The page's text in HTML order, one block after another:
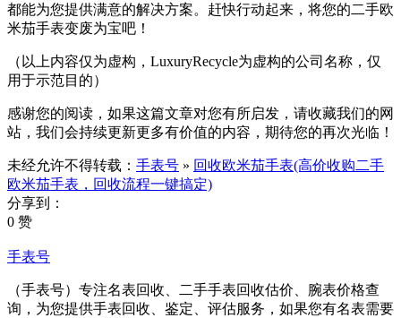
都能为您提供满意的解决方案。赶快行动起来，将您的二手欧
米茄手表变废为宝吧！
（以上内容仅为虚构，LuxuryRecycle为虚构的公司名称，仅
用于示范目的）
感谢您的阅读，如果这篇文章对您有所启发，请收藏我们的网
站，我们会持续更新更多有价值的内容，期待您的再次光临！
未经允许不得转载： 手表号 » 回收欧米茄手表(高价收购二手
欧米茄手表，回收流程一键搞定)
分享到：
0 赞
手表号
（手表号）专注名表回收、二手手表回收估价、腕表价格查
询，为您提供手表回收、鉴定、评估服务，如果您有名表需要